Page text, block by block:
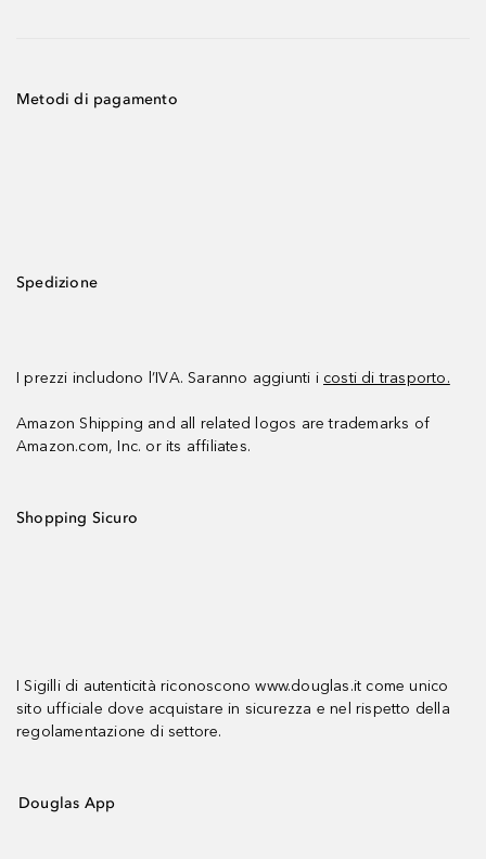
Metodi di pagamento
Spedizione
I prezzi includono l’IVA. Saranno aggiunti i costi di trasporto.
Amazon Shipping and all related logos are trademarks of
Amazon.com, Inc. or its affiliates.
Shopping Sicuro
I Sigilli di autenticità riconoscono www.douglas.it come unico
sito ufficiale dove acquistare in sicurezza e nel rispetto della
regolamentazione di settore.
Douglas App